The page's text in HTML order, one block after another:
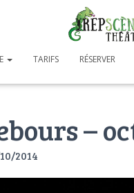
TARIFS RÉSERVER
–
2014